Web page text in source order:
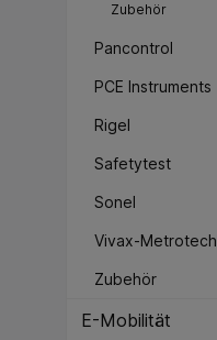
Zubehör
Pancontrol
PCE Instruments
Rigel
Safetytest
Sonel
Vivax-Metrotech
Zubehör
E-Mobilität